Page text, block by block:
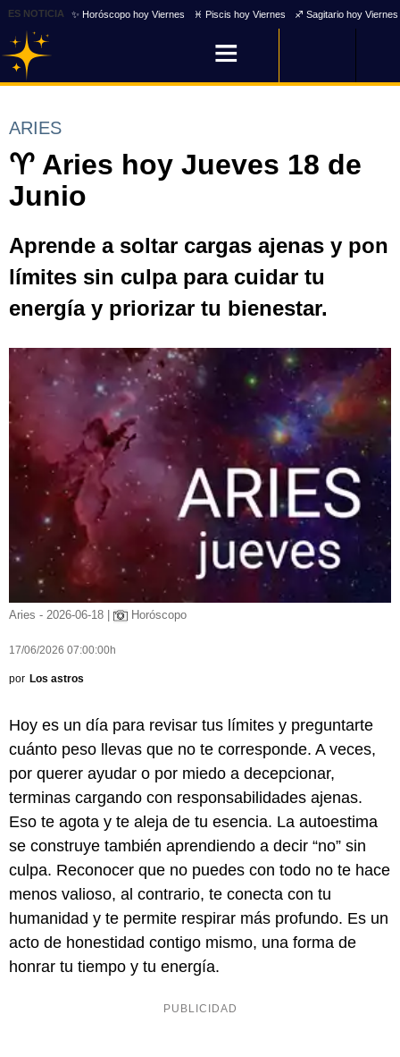
ES NOTICIA ✨ Horóscopo hoy Viernes ♓ Piscis hoy Viernes ♐ Sagitario hoy Viernes
ARIES
♈ Aries hoy Jueves 18 de
Junio
Aprende a soltar cargas ajenas y pon
límites sin culpa para cuidar tu
energía y priorizar tu bienestar.
Aries - 2026-06-18 | Horóscopo
17/06/2026 07:00:00h
por Los astros
Hoy es un día para revisar tus límites y preguntarte
cuánto peso llevas que no te corresponde. A veces,
por querer ayudar o por miedo a decepcionar,
terminas cargando con responsabilidades ajenas.
Eso te agota y te aleja de tu esencia. La autoestima
se construye también aprendiendo a decir “no” sin
culpa. Reconocer que no puedes con todo no te hace
menos valioso, al contrario, te conecta con tu
humanidad y te permite respirar más profundo. Es un
acto de honestidad contigo mismo, una forma de
honrar tu tiempo y tu energía.